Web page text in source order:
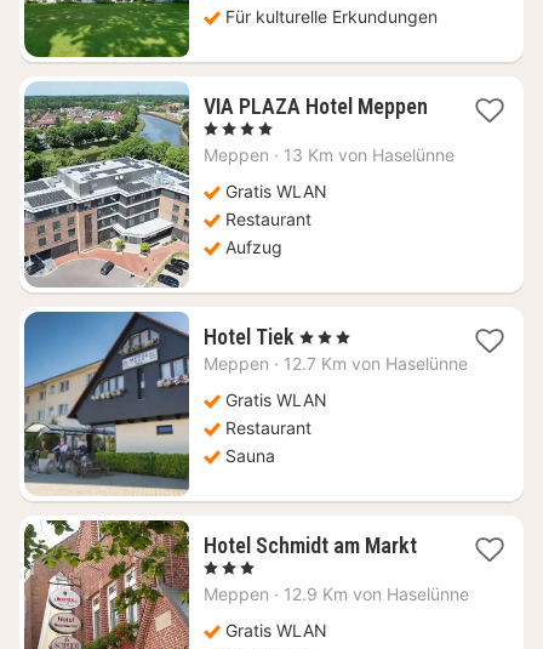
Für kulturelle Erkundungen
VIA PLAZA Hotel Meppen
1
Nacht
158,13
€
, 4 Sterne
Meppen · 13 Km von Haselünne
Gratis WLAN
Restaurant
Aufzug
Hotel Tiek 1
Nacht
114,02
€
, 3 Sterne
Meppen · 12.7 Km von Haselünne
Gratis WLAN
Restaurant
Sauna
Hotel Schmidt am Markt1
ab
, 3 Sterne
Meppen · 12.9 Km von Haselünne
Gratis WLAN